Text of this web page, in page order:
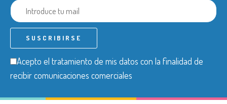
Acepto el tratamiento de mis datos con la finalidad de
recibir comunicaciones comerciales